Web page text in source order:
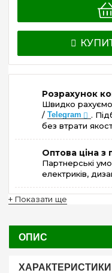
Розрахунок
Швидко
/ Telegram
.
без втрати
Оптова ціна
Партнерські
електриків,
+ Показати ще
ОПИС
ХАРАКТЕРИСТИКИ